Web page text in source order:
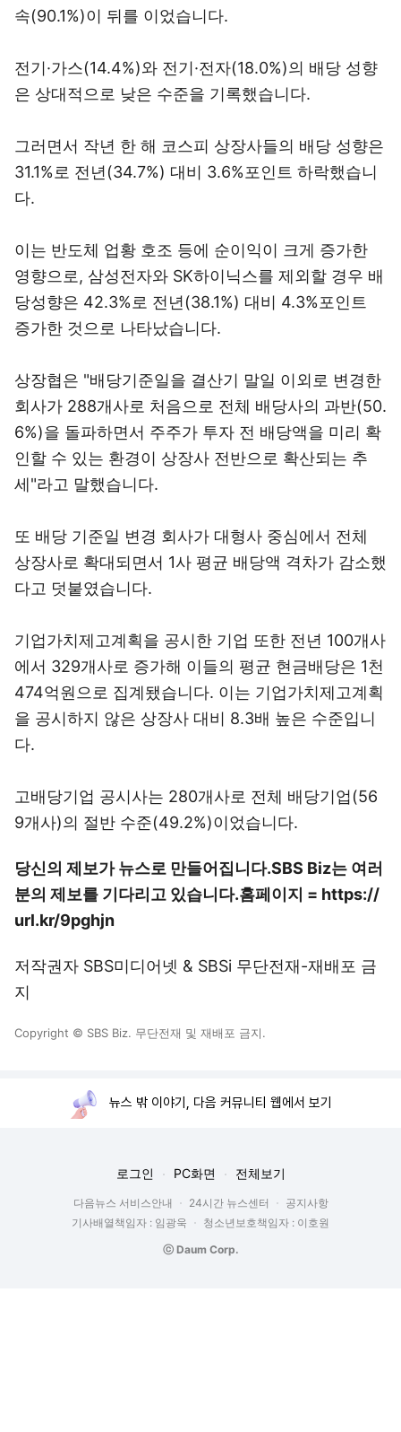
속(90.1%)이 뒤를 이었습니다.
전기·가스(14.4%)와 전기·전자(18.0%)의 배당 성향
은 상대적으로 낮은 수준을 기록했습니다.
그러면서 작년 한 해 코스피 상장사들의 배당 성향은
31.1%로 전년(34.7%) 대비 3.6%포인트 하락했습니
다.
이는 반도체 업황 호조 등에 순이익이 크게 증가한
영향으로, 삼성전자와 SK하이닉스를 제외할 경우 배
당성향은 42.3%로 전년(38.1%) 대비 4.3%포인트
증가한 것으로 나타났습니다.
상장협은 "배당기준일을 결산기 말일 이외로 변경한
회사가 288개사로 처음으로 전체 배당사의 과반(50.
6%)을 돌파하면서 주주가 투자 전 배당액을 미리 확
인할 수 있는 환경이 상장사 전반으로 확산되는 추
세"라고 말했습니다.
또 배당 기준일 변경 회사가 대형사 중심에서 전체
상장사로 확대되면서 1사 평균 배당액 격차가 감소했
다고 덧붙였습니다.
기업가치제고계획을 공시한 기업 또한 전년 100개사
에서 329개사로 증가해 이들의 평균 현금배당은 1천
474억원으로 집계됐습니다. 이는 기업가치제고계획
을 공시하지 않은 상장사 대비 8.3배 높은 수준입니
다.
고배당기업 공시사는 280개사로 전체 배당기업(56
9개사)의 절반 수준(49.2%)이었습니다.
당신의 제보가 뉴스로 만들어집니다.SBS Biz는 여러
분의 제보를 기다리고 있습니다.홈페이지 = https://
url.kr/9pghjn
저작권자 SBS미디어넷 & SBSi 무단전재-재배포 금
지
Copyright © SBS Biz. 무단전재 및 재배포 금지.
뉴스 밖 이야기, 다음 커뮤니티 웹에서 보기
로그인 PC화면 전체보기
다음뉴스 서비스안내 24시간 뉴스센터
공지사항
기사배열책임자 : 임광욱
청소년보호책임자 : 이호원
ⓒ Daum Corp.